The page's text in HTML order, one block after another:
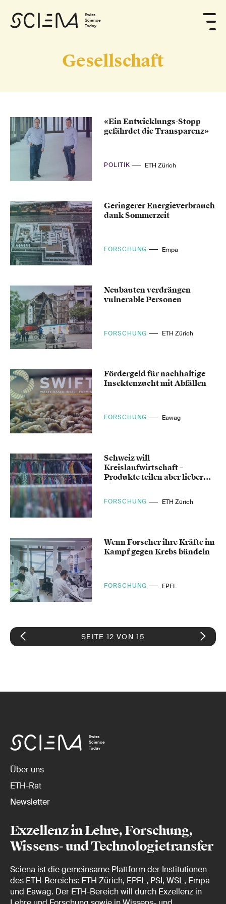
Swiss
Science
Today
Gesellschaft
«Ein Entwicklungs-Stopp
gefährdet die Transparenz»
POLITIK ETH Zürich
Geringerer Energieverbrauch
dank Sommerzeit
FORSCHUNG Empa
Neubauten verdrängen
vulnerable Personen
FORSCHUNG ETH Zürich
Fördergeld für nachhaltige
Insektenzucht mit Abfällen
FORSCHUNG Eawag
Schweiz will
Kreislaufwirtschaft –
Produkte teilen aber lieber
FORSCHUNG ETH Zürich
Wenn Forscher ihre Kräfte im
Kampf gegen Krebs bündeln
FORSCHUNG EPFL
SEITE 12 VON 15
Swiss
Science
Today
Über uns
ETH-Rat
Newsletter
Exzellenz in Lehre, Forschung,
Wissens- und Technologietransfer
Sciena ist die gemeinsame Plattform der Institutionen
des ETH-Bereichs: ETH Zürich, EPFL, PSI, WSL, Empa
und Eawag. Der ETH-Bereich will durch Exzellenz in